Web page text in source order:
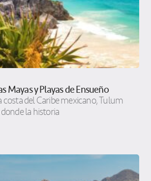
Mayas y Playas de Ensueño
costa del Caribe mexicano, Tulum
la historia